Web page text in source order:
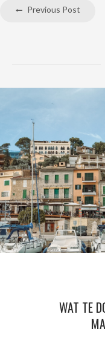
Previous Post
WAT TE